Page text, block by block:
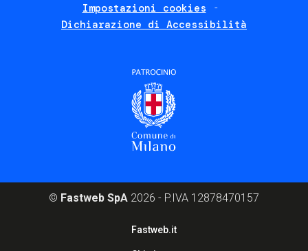
Impostazioni cookies
Dichiarazione di Accessibilità
© Fastweb SpA 2026 - P.IVA 12878470157
Fastweb.it